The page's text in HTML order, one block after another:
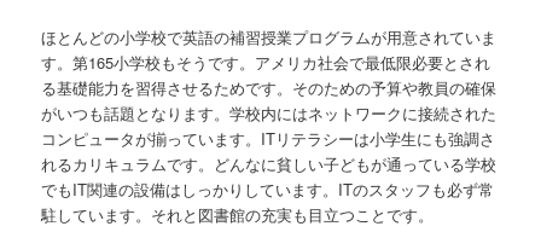
ほとんどの小学校で英語の補習授業プログラムが用意されていま
す。第165小学校もそうです。アメリカ社会で最低限必要とされ
る基礎能力を習得させるためです。そのための予算や教員の確保
がいつも話題となります。学校内にはネットワークに接続された
コンピュータが揃っています。ITリテラシーは小学生にも強調さ
れるカリキュラムです。どんなに貧しい子どもが通っている学校
でもIT関連の設備はしっかりしています。ITのスタッフも必ず常
駐しています。それと図書館の充実も目立つことです。